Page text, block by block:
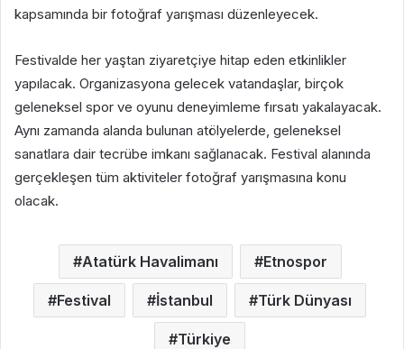
kapsamında bir fotoğraf yarışması düzenleyecek.
Festivalde her yaştan ziyaretçiye hitap eden etkinlikler
yapılacak. Organizasyona gelecek vatandaşlar, birçok
geleneksel spor ve oyunu deneyimleme fırsatı yakalayacak.
Aynı zamanda alanda bulunan atölyelerde, geleneksel
sanatlara dair tecrübe imkanı sağlanacak. Festival alanında
gerçekleşen tüm aktiviteler fotoğraf yarışmasına konu
olacak.
Atatürk Havalimanı Etnospor
Festival İstanbul Türk Dünyası
Türkiye